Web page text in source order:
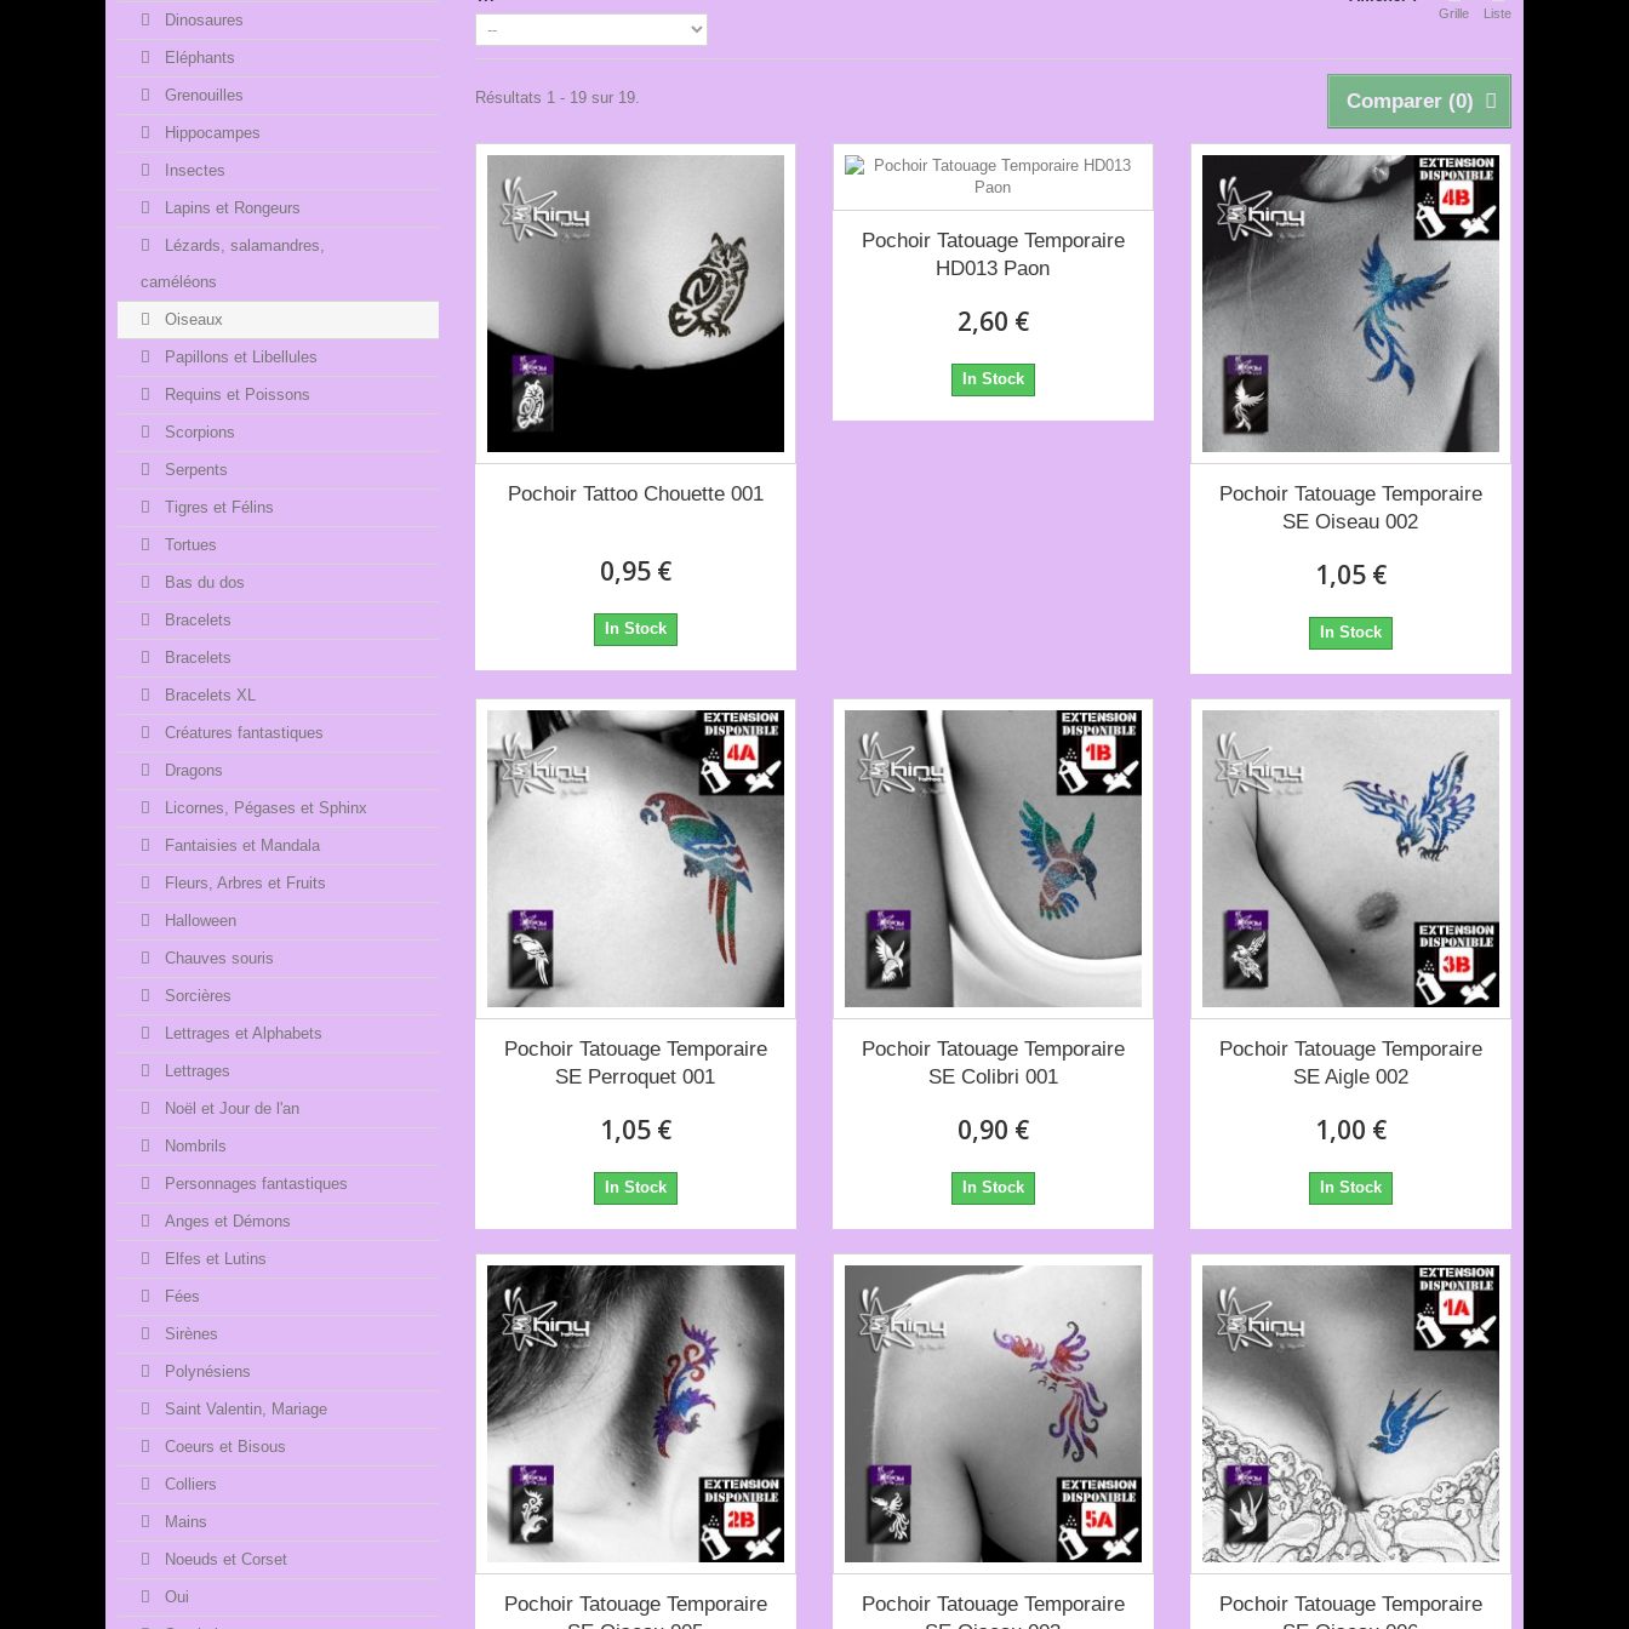
Dinosaures
Eléphants
Grenouilles
Hippocampes
Insectes
Lapins et Rongeurs
Lézards, salamandres,
caméléons
Oiseaux
Papillons et Libellules
Requins et Poissons
Scorpions
Serpents
Tigres et Félins
Tortues
Bas du dos
Bracelets
Bracelets
Bracelets XL
Créatures fantastiques
Dragons
Licornes, Pégases et Sphinx
Fantaisies et Mandala
Fleurs, Arbres et Fruits
Halloween
Chauves souris
Sorcières
Lettrages et Alphabets
Lettrages
Noël et Jour de l'an
Nombrils
Personnages fantastiques
Anges et Démons
Elfes et Lutins
Fées
Sirènes
Polynésiens
Saint Valentin, Mariage
Coeurs et Bisous
Colliers
Mains
Noeuds et Corset
Oui
Grille Liste
Comparer (0)
Résultats 1 - 19 sur 19.
Pochoir Tattoo Chouette 001
0,95 €
In Stock
Pochoir Tatouage Temporaire
HD013 Paon
2,60 €
In Stock
Pochoir Tatouage Temporaire
SE Oiseau 002
1,05 €
In Stock
Pochoir Tatouage Temporaire
SE Perroquet 001
1,05 €
In Stock
Pochoir Tatouage Temporaire
SE Colibri 001
0,90 €
In Stock
Pochoir Tatouage Temporaire
SE Aigle 002
1,00 €
In Stock
Pochoir Tatouage Temporaire
Pochoir Tatouage Temporaire
Pochoir Tatouage Temporaire